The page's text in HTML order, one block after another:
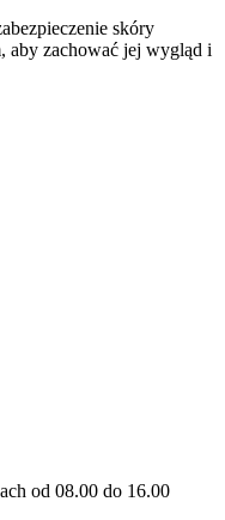
skóry
aby zachować jej wygląd i
od 08.00 do 16.00